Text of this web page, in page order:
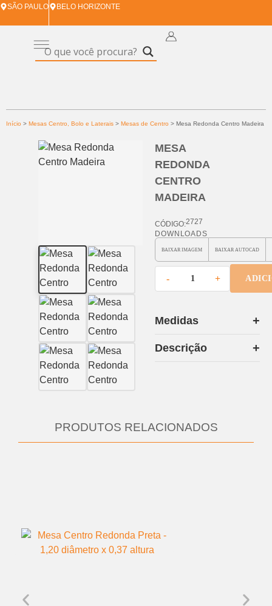
SÃO PAULO BELO HORIZONTE
Início > Mesas Centro, Bolo e Laterais > Mesas de Centro > Mesa Redonda Centro Madeira
MESA
REDONDA
CENTRO
MADEIRA
CÓDIGO:2727
DOWNLOADS
BAIXARIMAGEM BAIXARAUTOCAD
- +
Medidas
Descrição
PRODUTOS RELACIONADOS